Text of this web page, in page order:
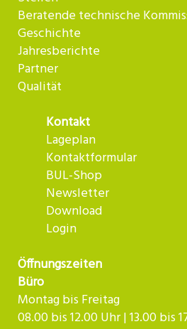
Beratende technische
Geschichte
Jahresberichte
Partner
Qualität
Kontakt
Lageplan
Kontaktformular
BUL-Shop
Newsletter
Download
Login
Öffnungszeiten
Büro
Montag bis Freitag
08.00 bis 12.00 Uhr | 13.00 bis